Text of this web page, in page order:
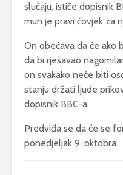
slučaju, ističe dopisnik
mun je pravi čovjek za
On obećava da će ako
da bi rješavao
on svakako neće biti
stanju držati ljude
dopisnik BBC-a.
Predviđa se da će se
ponedjeljak 9. oktobra.